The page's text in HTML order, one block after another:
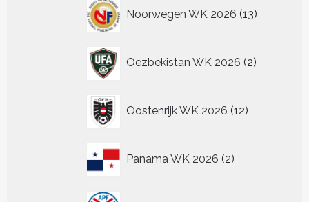
Noorwegen WK 2026 13
producten
Oezbekistan WK 2026 2
producten
Oostenrijk WK 2026 12
producten
Panama WK 2026 2
producten